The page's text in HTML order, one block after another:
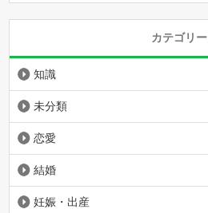
カテゴリー
知識
未分類
恋愛
結婚
妊娠・出産